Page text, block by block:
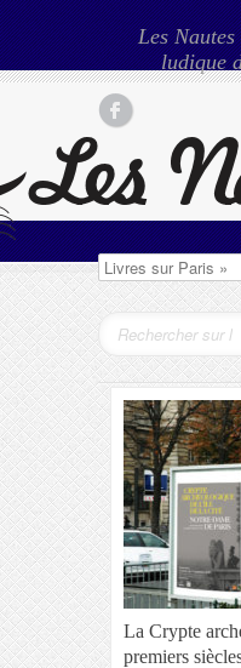
Les
ludique
La Crypte
premiers